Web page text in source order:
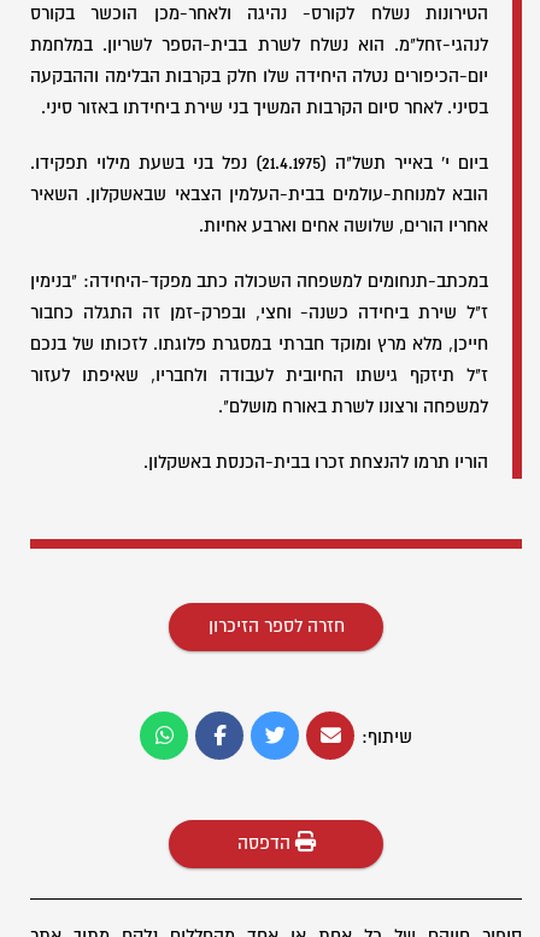
הטירונות נשלח לקורס- נהיגה ולאחר-מכן הוכשר בקורס
לנהגי-זחל"מ. הוא נשלח לשרת בבית-הספר לשריון. במלחמת
יום-הכיפורים נטלה היחידה שלו חלק בקרבות הבלימה וההבקעה
בסיני. לאחר סיום הקרבות המשיך בני שירת ביחידתו באזור סיני.
ביום י' באייר תשל"ה (21.4.1975) נפל בני בשעת מילוי תפקידו.
הובא למנוחת-עולמים בבית-העלמין הצבאי שבאשקלון. השאיר
אחריו הורים, שלושה אחים וארבע אחיות.
במכתב-תנחומים למשפחה השכולה כתב מפקד-היחידה: "בנימין
ז"ל שירת ביחידה כשנה- וחצי, ובפרק-זמן זה התגלה כחבור
חייכן, מלא מרץ ומוקד חברתי במסגרת פלוגתו. לזכותו של בנכם
ז"ל תיזקף גישתו החיובית לעבודה ולחבריו, שאיפתו לעזור
למשפחה ורצונו לשרת באורח מושלם".
הוריו תרמו להנצחת זכרו בבית-הכנסת באשקלון.
חזרה לספר הזיכרון
שיתוף:
הדפסה